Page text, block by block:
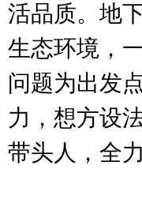
活品质。地
生态环境，
问题为出发
力，想方设
带头人，全